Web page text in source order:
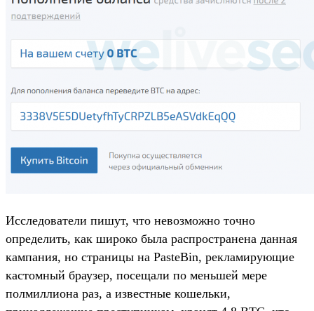
Исследователи пишут, что невозможно точно
определить, как широко была распространена данная
кампания, но страницы на PasteBin, рекламирующие
кастомный браузер, посещали по меньшей мере
полмиллиона раз, а известные кошельки,